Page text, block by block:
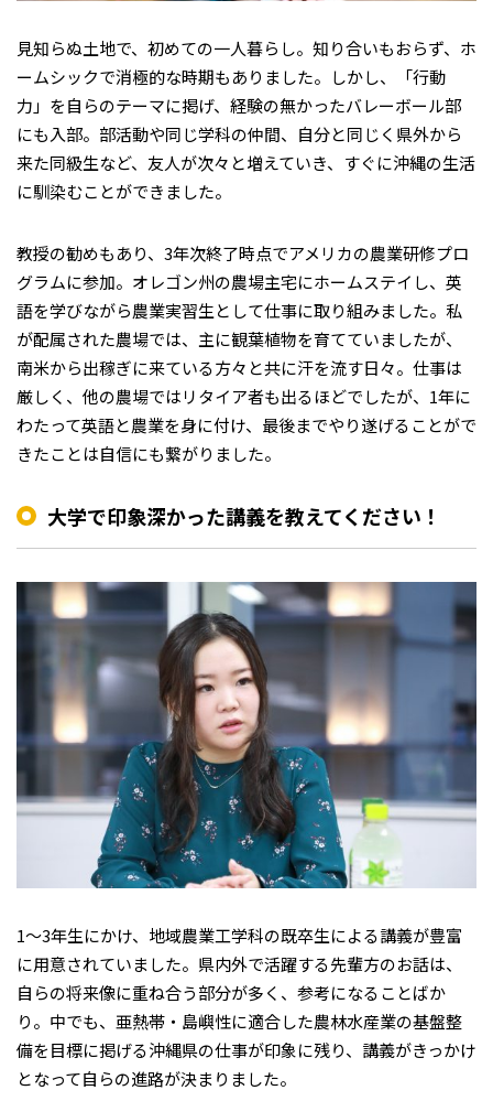
見知らぬ土地で、初めての一人暮らし。知り合いもおらず、ホ
ームシックで消極的な時期もありました。しかし、「行動
力」を自らのテーマに掲げ、経験の無かったバレーボール部
にも入部。部活動や同じ学科の仲間、自分と同じく県外から
来た同級生など、友人が次々と増えていき、すぐに沖縄の生活
に馴染むことができました。
教授の勧めもあり、3年次終了時点でアメリカの農業研修プロ
グラムに参加。オレゴン州の農場主宅にホームステイし、英
語を学びながら農業実習生として仕事に取り組みました。私
が配属された農場では、主に観葉植物を育てていましたが、
南米から出稼ぎに来ている方々と共に汗を流す日々。仕事は
厳しく、他の農場ではリタイア者も出るほどでしたが、1年に
わたって英語と農業を身に付け、最後までやり遂げることがで
きたことは自信にも繋がりました。
大学で印象深かった講義を教えてください！
1～3年生にかけ、地域農業工学科の既卒生による講義が豊富
に用意されていました。県内外で活躍する先輩方のお話は、
自らの将来像に重ね合う部分が多く、参考になることばか
り。中でも、亜熱帯・島嶼性に適合した農林水産業の基盤整
備を目標に掲げる沖縄県の仕事が印象に残り、講義がきっかけ
となって自らの進路が決まりました。